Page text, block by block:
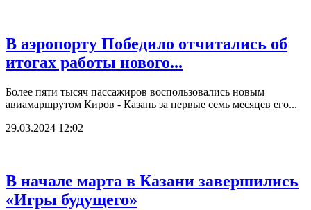
В аэропорту Победило отчитались об
итогах работы нового...
Более пяти тысяч пассажиров воспользовались новым
авиамаршрутом Киров - Казань за первые семь месяцев его...
29.03.2024 12:02
В начале марта в Казани завершились
«Игры будущего»